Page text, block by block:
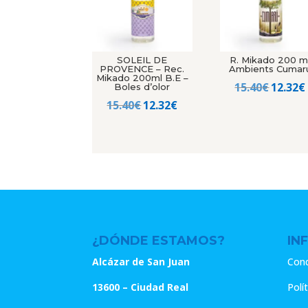
SOLEIL DE
PROVENCE – Rec.
Mikado 200ml B.E –
Boles d’olor
15.40€El
12.32€El
R. Mikado 200
Ambients
15.40€El
12.32€El
¿DÓNDE ESTAMOS?
Alcázar de San Juan
13600 – Ciudad Real